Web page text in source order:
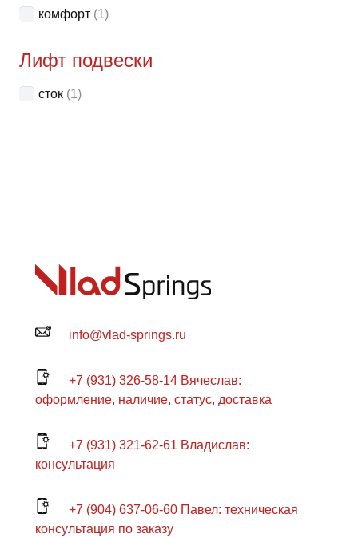
комфорт (1)
Лифт подвески
сток (1)
info@vlad-springs.ru
+7 (931) 326-58-14 Вячеслав:
оформление, наличие, статус, доставка
+7 (931) 321-62-61 Владислав:
консультация
+7 (904) 637-06-60 Павел: техническая
консультация по заказу